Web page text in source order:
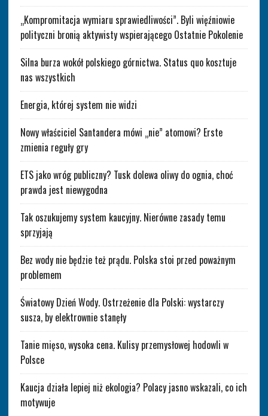
„Kompromitacja wymiaru sprawiedliwości”. Byli więźniowie
polityczni bronią aktywisty wspierającego Ostatnie Pokolenie
Silna burza wokół polskiego górnictwa. Status quo kosztuje
nas wszystkich
Energia, której system nie widzi
Nowy właściciel Santandera mówi „nie” atomowi? Erste
zmienia reguły gry
ETS jako wróg publiczny? Tusk dolewa oliwy do ognia, choć
prawda jest niewygodna
Tak oszukujemy system kaucyjny. Nierówne zasady temu
sprzyjają
Bez wody nie będzie też prądu. Polska stoi przed poważnym
problemem
Światowy Dzień Wody. Ostrzeżenie dla Polski: wystarczy
susza, by elektrownie stanęły
Tanie mięso, wysoka cena. Kulisy przemysłowej hodowli w
Polsce
Kaucja działa lepiej niż ekologia? Polacy jasno wskazali, co ich
motywuje